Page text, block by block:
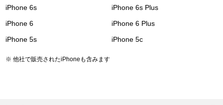
iPhone 6s
iPhone 6s Plus
iPhone 6
iPhone 6 Plus
iPhone 5s
iPhone 5c
他社で販売されたiPhoneも含みます